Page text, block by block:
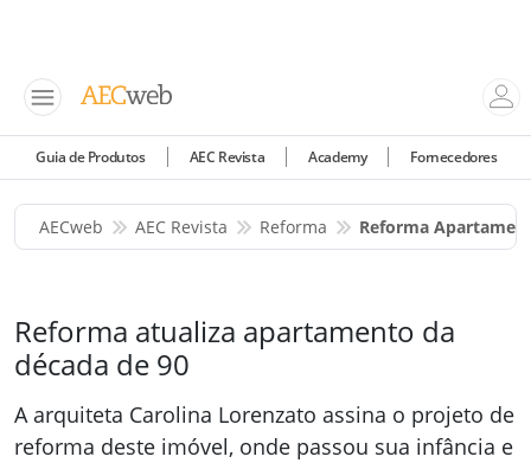
Guia de Produtos AEC Revista Academy Fornecedores
AECweb AEC Revista Reforma Reforma
Reforma atualiza apartamento da
década de 90
A arquiteta Carolina Lorenzato assina o projeto de
reforma deste imóvel, onde passou sua infância e